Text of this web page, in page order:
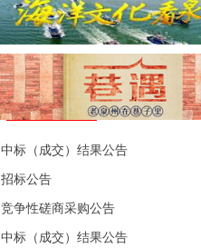
便民资讯
中标（成交）结果公告
招标公告
竞争性磋商采购公告
中标（成交）结果公告